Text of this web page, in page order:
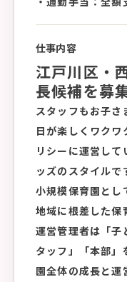
仕事内容
江戸川区・
長候補を募
スタッフもお子さ
日が楽しくワクワ
リシーに運営し
ッズのスタイルで
小規模保育園とし
地域に根差した保
運営管理者は「子
タッフ」「本部」
園全体の成長と運